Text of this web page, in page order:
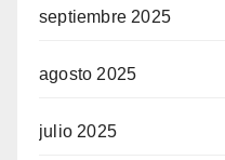
septiembre 2025
agosto 2025
julio 2025